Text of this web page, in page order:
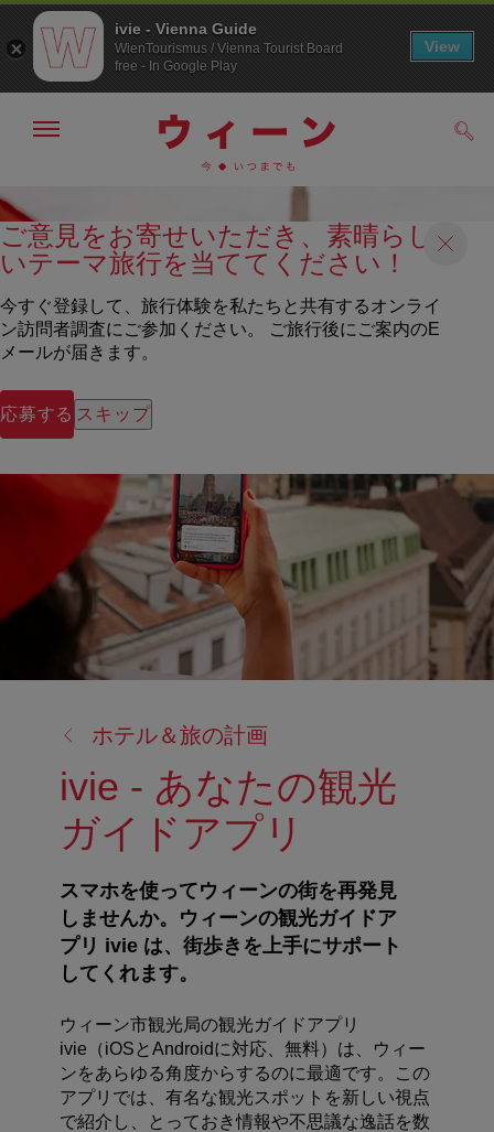
ニ
ュ
ー
の
ペ
ー
の
ト
ッ
へ
メ
表
示・
表
示
ご意見をお寄せいただき、素晴らし
いテーマ旅行を当ててください！
今すぐ登録して、旅行体験を私たちと共有するオンライ
ン訪問者調査にご参加ください。 ご旅行後にご案内のE
メールが届きます。
応募する スキップ
ホテル＆旅の計画
ivie - あなたの観光
ガイドアプリ
スマホを使ってウィーンの街を再発見
しませんか。ウィーンの観光ガイドア
プリ ivie は、街歩きを上手にサポート
してくれます。
ウィーン市観光局の観光ガイドアプリ
ivie（iOSとAndroidに対応、無料）は、ウィー
ンをあらゆる角度からするのに最適です。この
アプリでは、有名な観光スポットを新しい視点
で紹介し、とっておき情報や不思議な逸話を数
ivie - Vienna Guide
WienTourismus / Vienna Tourist Board
free - In Google Play
View